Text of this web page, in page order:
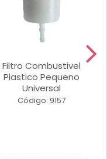
Filtro Combustivel
Plastico Pequeno
Universal
Código: 9157